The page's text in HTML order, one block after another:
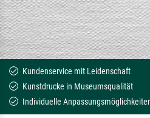
Kundenservice mit Leidenschaft
Kunstdrucke in Museumsqualität
Individuelle